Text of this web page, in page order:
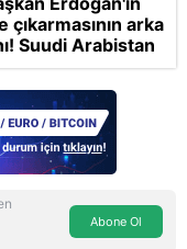
çıkarmasının arka
Suudi Arabistan
Mekke
"Tel Aviv için
ittifak"
Abone Ol